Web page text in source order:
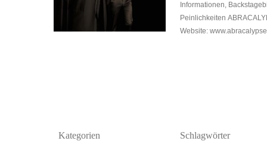
Informationen,
Peinlichkeiten
Website:
Kategorien Schlagwörter